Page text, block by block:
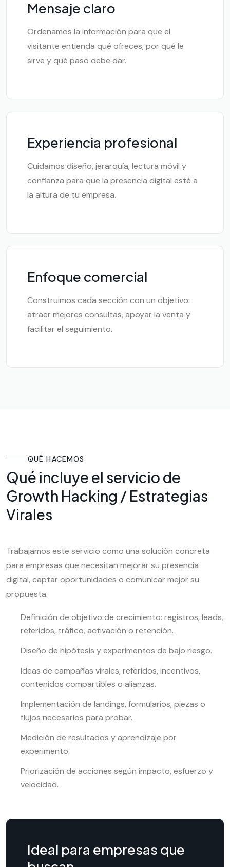
Mensaje claro
Ordenamos la información para que el
visitante entienda qué ofreces, por qué le
sirve y qué paso debe dar.
Experiencia profesional
Cuidamos diseño, jerarquía, lectura móvil y
confianza para que la presencia digital esté a
la altura de tu empresa.
Enfoque comercial
Construimos cada sección con un objetivo:
atraer mejores consultas, apoyar la venta y
facilitar el seguimiento.
QUÉ HACEMOS
Qué incluye el servicio de
Growth Hacking / Estrategias
Virales
Trabajamos este servicio como una solución concreta
para empresas que necesitan mejorar su presencia
digital, captar oportunidades o comunicar mejor su
propuesta.
Definición de objetivo de crecimiento: registros, leads,
referidos, tráfico, activación o retención.
Diseño de hipótesis y experimentos de bajo riesgo.
Ideas de campañas virales, referidos, incentivos,
contenidos compartibles o alianzas.
Implementación de landings, formularios, piezas o
flujos necesarios para probar.
Medición de resultados y aprendizaje por
experimento.
Priorización de acciones según impacto, esfuerzo y
velocidad.
Ideal para empresas que